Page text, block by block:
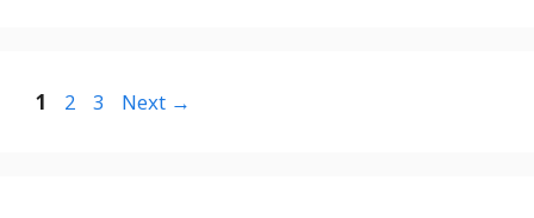
Page
1 Page
2 Page
3 Next →